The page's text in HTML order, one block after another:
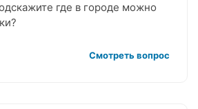
где в городе можно
Смотреть вопрос